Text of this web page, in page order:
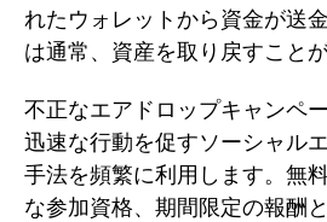
れたウォレットから資金が送
は通常、資産を取り戻すこと
不正なエアドロップキャンペ
迅速な行動を促すソーシャル
手法を頻繁に利用します。無
な参加資格、期間限定の報酬